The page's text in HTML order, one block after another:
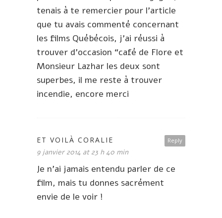
tenais à te remercier pour l’article
que tu avais commenté concernant
les films Québécois, j’ai réussi à
trouver d’occasion “café de Flore et
Monsieur Lazhar les deux sont
superbes, il me reste à trouver
incendie, encore merci
Reply
ET VOILÀ CORALIE
9 janvier 2014 at 23 h 40 min
Je n’ai jamais entendu parler de ce
film, mais tu donnes sacrément
envie de le voir !